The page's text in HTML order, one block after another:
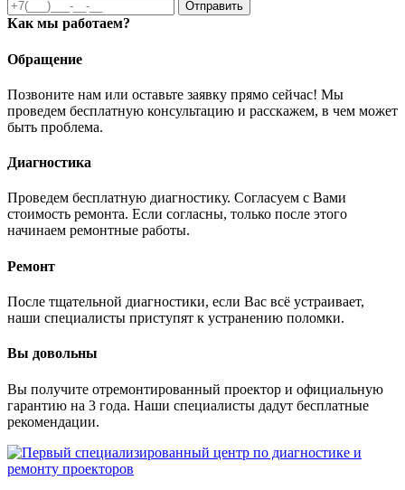
Отправить
Как мы работаем?
Обращение
Позвоните нам или оставьте заявку прямо сейчас! Мы
проведем бесплатную консультацию и расскажем, в чем может
быть проблема.
Диагностика
Проведем бесплатную диагностику. Согласуем с Вами
стоимость ремонта. Если согласны, только после этого
начинаем ремонтные работы.
Ремонт
После тщательной диагностики, если Вас всё устраивает,
наши специалисты приступят к устранению поломки.
Вы довольны
Вы получите отремонтированный проектор и официальную
гарантию на 3 года. Наши специалисты дадут бесплатные
рекомендации.